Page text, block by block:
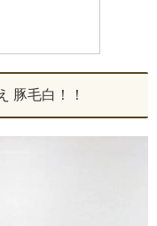
豚毛白！！